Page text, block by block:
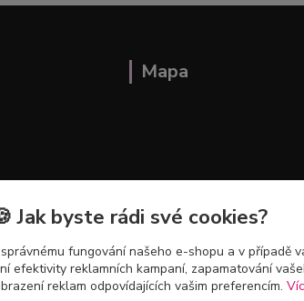
Mapa
Jak byste rádi své cookies?
fungování našeho e-shopu a v případě
efektivity reklamních kampaní, zapamatování
reklam odpovídajících vašim preferencím.